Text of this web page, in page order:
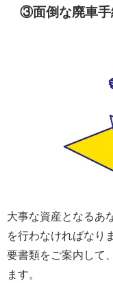
③面倒な廃車手
大事な資産となるあ
を行わなければなり
要書類をご案内して
ます。